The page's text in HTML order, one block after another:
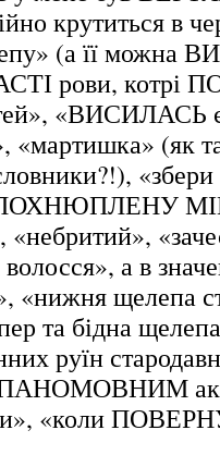
крутиться в
(а її можна
рови, котрі
«ВИСИЛАСЬ
(як
словники?!),
ПОХНЮПЛЕНУ
а в
«нижня щелепа
та бідна
руїн
«коли